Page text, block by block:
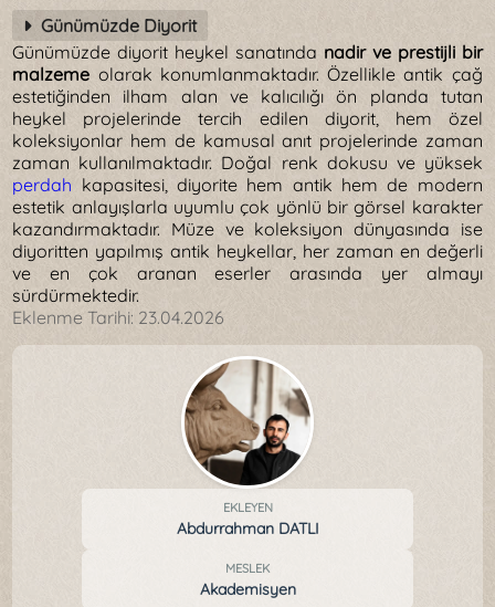
Günümüzde Diyorit
Günümüzde diyorit heykel sanatında nadir ve prestijli bir
malzeme olarak konumlanmaktadır. Özellikle antik çağ
estetiğinden ilham alan ve kalıcılığı ön planda tutan
heykel projelerinde tercih edilen diyorit, hem özel
koleksiyonlar hem de kamusal anıt projelerinde zaman
zaman kullanılmaktadır. Doğal renk dokusu ve yüksek
perdah kapasitesi, diyorite hem antik hem de modern
estetik anlayışlarla uyumlu çok yönlü bir görsel karakter
kazandırmaktadır. Müze ve koleksiyon dünyasında ise
diyoritten yapılmış antik heykellar, her zaman en değerli
ve en çok aranan eserler arasında yer almayı
sürdürmektedir.
Eklenme Tarihi: 23.04.2026
EKLEYEN
Abdurrahman DATLI
MESLEK
Akademisyen